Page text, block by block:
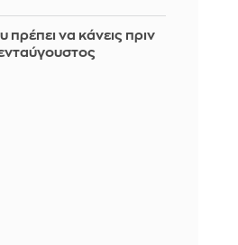
να κάνεις πριν